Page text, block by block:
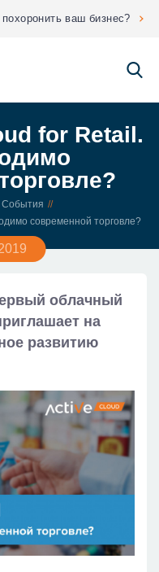
персональных данных»
for Retail.
События
современной торговле?
облачный
на
развитию